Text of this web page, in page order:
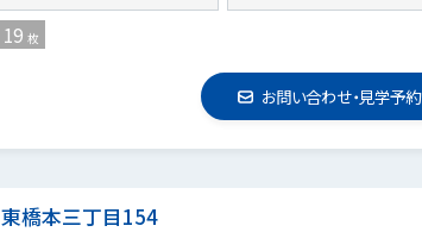
19 枚
お問い合わせ・見学予約
東橋本三丁目154